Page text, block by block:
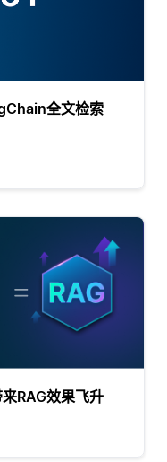
全文检索
RAG效果飞升